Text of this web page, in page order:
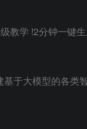
教学 !2分钟一键
于大模型的各类智